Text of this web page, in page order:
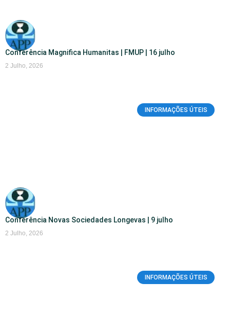
Conferência Magnifica Humanitas | FMUP | 16 julho
2 Julho, 2026
INFORMAÇÕES ÚTEIS
Conferência Novas Sociedades Longevas | 9 julho
2 Julho, 2026
INFORMAÇÕES ÚTEIS